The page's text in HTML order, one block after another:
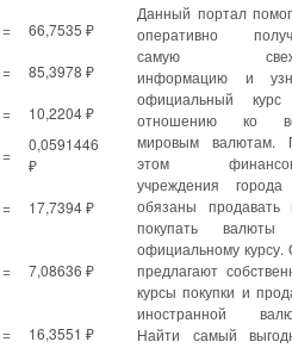
= 66,7535 ₽
= 85,3978 ₽
= 10,2204 ₽
=
0,0591446
₽
= 17,7394 ₽
= 7,08636 ₽
= 16,3551 ₽
Данный портал
оперативно
самую
информацию и
официальный
отношению ко
мировым валютам.
этом
учреждения
обязаны продавать
покупать
официальному курсу.
предлагают
курсы покупки и
иностранной
Найти самый